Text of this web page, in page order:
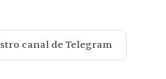
canal de Telegram